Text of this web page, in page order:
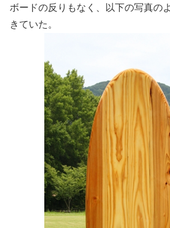
ボードの反りもなく、以下の写真の
きていた。